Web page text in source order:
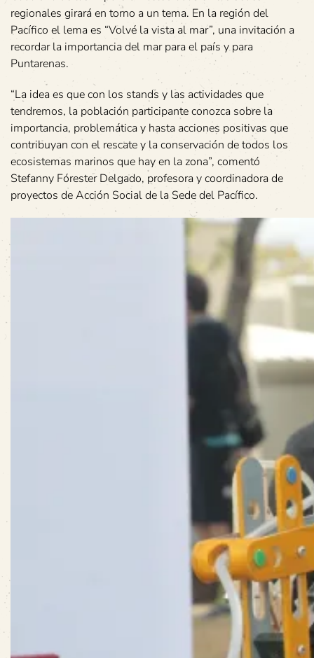
regionales girará en torno a un tema. En la región del
Pacífico el lema es “Volvé la vista al mar”, una invitación a
recordar la importancia del mar para el país y para
Puntarenas.
“La idea es que con los stands y las actividades que
tendremos, la población participante conozca sobre la
importancia, problemática y hasta acciones positivas que
contribuyan con el rescate y la conservación de todos los
ecosistemas marinos que hay en la zona”, comentó
Stefanny Fórester Delgado, profesora y coordinadora de
proyectos de Acción Social de la Sede del Pacífico.